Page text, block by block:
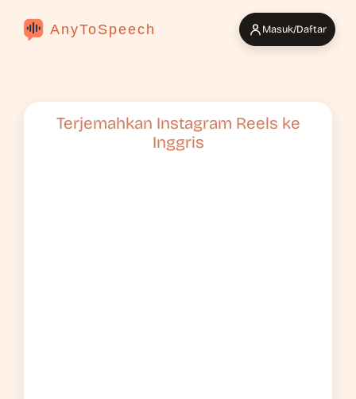
AnyToSpeech Masuk/Daftar
Terjemahkan Instagram Reels ke
Inggris